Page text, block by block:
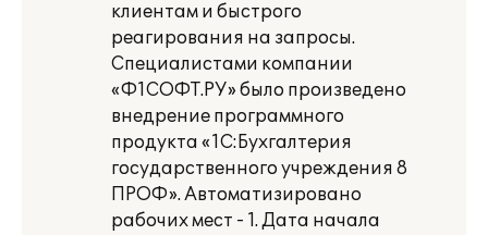
клиентам и быстрого
реагирования на запросы.
Специалистами компании
«Ф1СОФТ.РУ» было произведено
внедрение программного
продукта «1С:Бухгалтерия
государственного учреждения 8
ПРОФ». Автоматизировано
рабочих мест - 1. Дата начала